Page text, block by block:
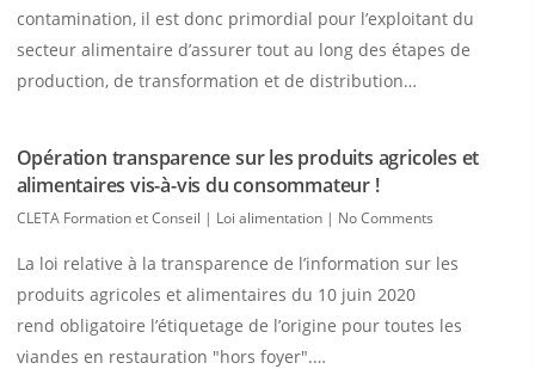
contamination, il est donc primordial pour l’exploitant du
secteur alimentaire d’assurer tout au long des étapes de
production, de transformation et de distribution…
Opération transparence sur les produits agricoles et
alimentaires vis-à-vis du consommateur !
CLETA Formation et Conseil | Loi alimentation | No Comments
La loi relative à la transparence de l’information sur les
produits agricoles et alimentaires du 10 juin 2020
rend obligatoire l’étiquetage de l’origine pour toutes les
viandes en restauration "hors foyer".…